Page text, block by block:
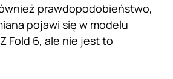
prawdopodobieństwo,
pojawi się w modelu
Fold 6, ale nie jest to